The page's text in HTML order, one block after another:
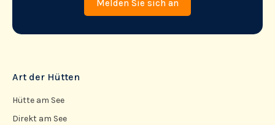
Art der Hütten
Hütte am See
Direkt am See